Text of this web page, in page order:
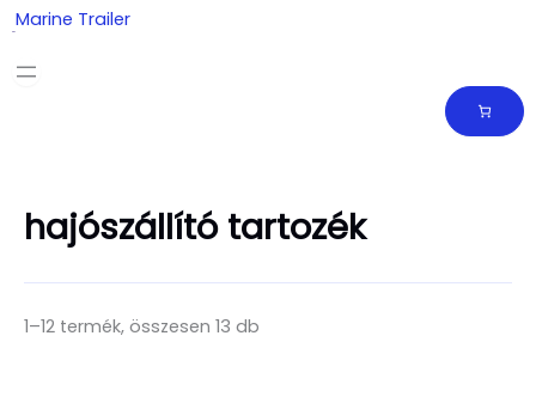
Skip
to
content
Marine Trailer
hajószállító tartozék
1–12 termék, összesen 13 db